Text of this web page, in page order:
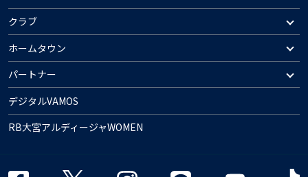
クラブ
ホームタウン
パートナー
デジタルVAMOS
RB大宮アルディージャWOMEN